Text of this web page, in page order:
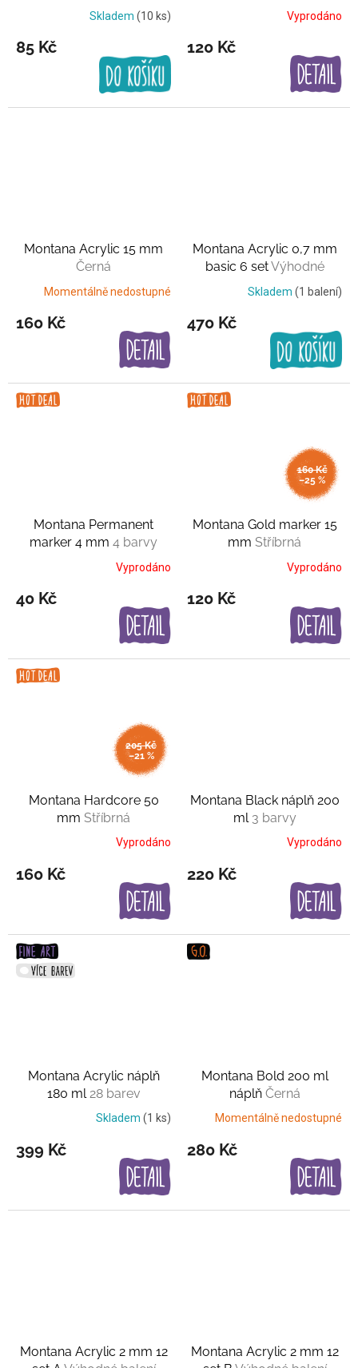
Skladem (10 ks)
85 Kč
Vyprodáno
120 Kč
Montana Acrylic 15 mm
Černá
Momentálně nedostupné
160 Kč
Montana Acrylic 0,7 mm
basic 6 setVýhodné
balení
Skladem (1 balení)
470 Kč
Montana Permanent
marker 4 mm 4 barvy
Vyprodáno
40 Kč
160 Kč
–25 %
Montana Gold marker 15
mm Stříbrná
Vyprodáno
120 Kč
205 Kč
–21 %
Montana Hardcore 50
mm Stříbrná
Vyprodáno
160 Kč
Montana Black náplň 200
ml 3 barvy
Vyprodáno
220 Kč
Montana Acrylic náplň
180 ml 28 barev
Skladem (1 ks)
399 Kč
Montana Bold 200 ml
náplň Černá
Momentálně nedostupné
280 Kč
Montana Acrylic 2 mm 12
Montana Acrylic 2 mm 12